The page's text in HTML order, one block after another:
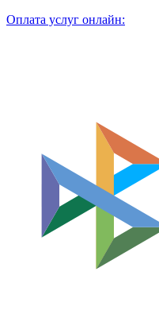
Оплата услуг онлайн: